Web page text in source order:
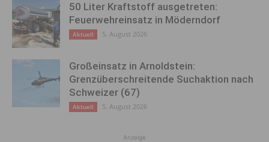
50 Liter Kraftstoff ausgetreten:
Feuerwehreinsatz in Möderndorf
Aktuell 5. August 2026
Großeinsatz in Arnoldstein:
Grenzüberschreitende Suchaktion nach
Schweizer (67)
Aktuell 5. August 2026
Anzeige